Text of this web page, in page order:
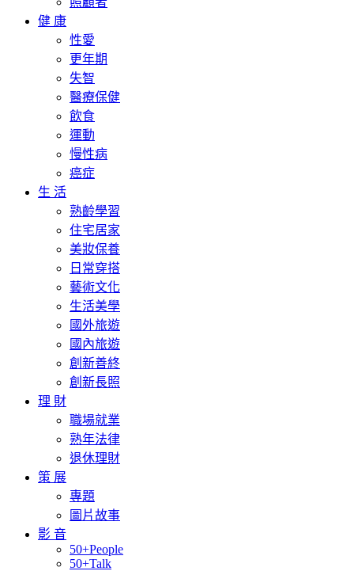
健 康
性愛
更年期
失智
醫療保健
飲食
運動
慢性病
癌症
生 活
熟齡學習
住宅居家
美妝保養
日常穿搭
藝術文化
生活美學
國外旅遊
國內旅遊
創新善終
創新長照
理 財
職場就業
熟年法律
退休理財
策 展
專題
圖片故事
影 音
50+People
50+Talk